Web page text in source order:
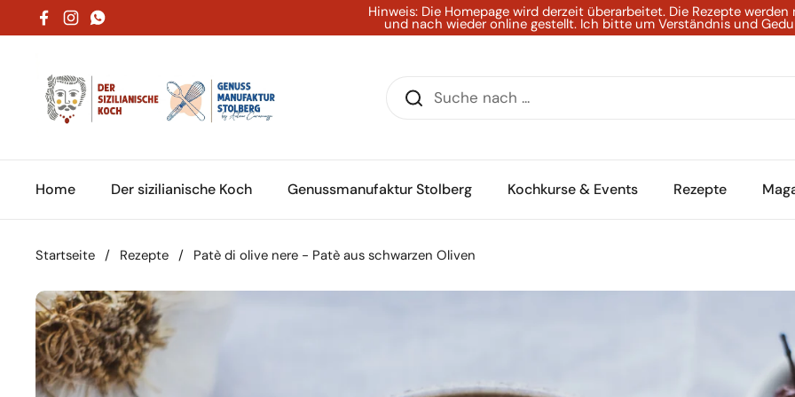
Zum Inhalt springen
Facebook
Instagram
WhatsApp
Hinweis: Die Homepage wird derzeit überarbeitet. Die Rezepte werden
und nach wieder online gestellt. Ich bitte um Verständnis und
Home Der sizilianische Koch Genussmanufaktur Stolberg Kochkurse & Events Rezepte
Startseite / Rezepte / Patè di olive nere - Patè aus schwarzen Oliven